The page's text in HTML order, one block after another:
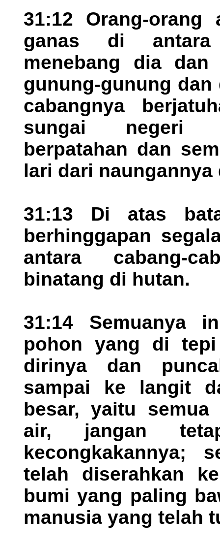
31:12 Orang-
ganas di antara
menebang dia
gunung-gunung dan
cabangnya
sungai negeri
berpatahan dan
lari dari
31:13 Di atas
berhinggapan
antara cabang-
binatang di hutan.
31:14 Semuanya
pohon yang di
dirinya dan
sampai ke langit
besar, yaitu semua
air, jangan
kecongkakannya;
telah diserahkan
bumi yang paling
manusia yang telah